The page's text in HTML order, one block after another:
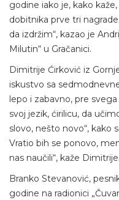
godine iako je, kako
dobitnika prve tri
da izdržim“, kazao je
Milutin“ u Gračanici.
Dimitrije Ćirković iz
iskustvo sa
lepo i zabavno, pre
svoj jezik, ćirilicu, da
slovo, nešto novo“, kako
Vratio bih se ponovo,
nas naučili“, kaže Dimitrije.
Branko Stevanović,
godine na radionici